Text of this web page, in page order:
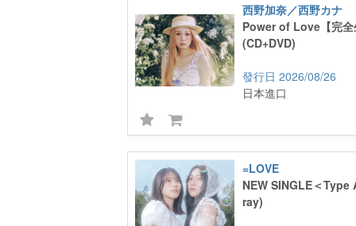
西野加奈／西野カナ
Power of Love【完全
(CD+DVD)
2026/08/26
日本進口
=LOVE
NEW SINGLE＜Type
ray)